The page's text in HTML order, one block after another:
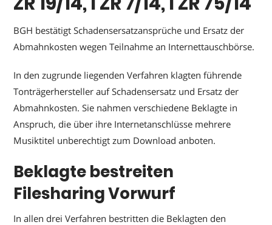
BGH bestätigt Schadensersatzansprüche und Ersatz der
Abmahnkosten wegen Teilnahme an Internettauschbörse.
In den zugrunde liegenden Verfahren klagten führende
Tonträgerhersteller auf Schadensersatz und Ersatz der
Abmahnkosten. Sie nahmen verschiedene Beklagte in
Anspruch, die über ihre Internetanschlüsse mehrere
Musiktitel unberechtigt zum Download anboten.
Beklagte bestreiten
Filesharing Vorwurf
In allen drei Verfahren bestritten die Beklagten den